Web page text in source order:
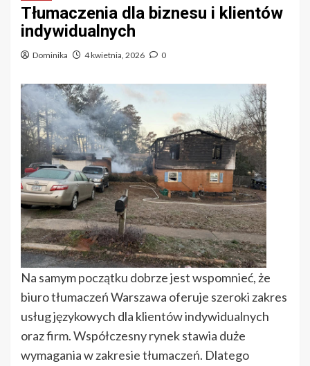
Tłumaczenia dla biznesu i klientów
indywidualnych
Dominika 4 kwietnia, 2026 0
Na samym początku dobrze jest wspomnieć, że
biuro tłumaczeń Warszawa oferuje szeroki zakres
usług językowych dla klientów indywidualnych
oraz firm. Współczesny rynek stawia duże
wymagania w zakresie tłumaczeń. Dlatego